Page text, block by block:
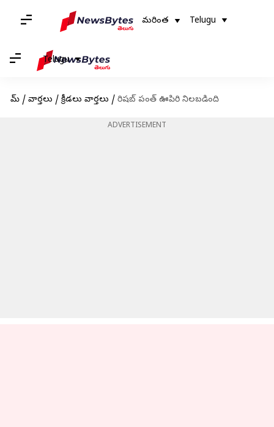
మరింత Telugu
Telugu
హోమ్ / వార్తలు / క్రీడలు వార్తలు / రిషబ్ పంత్ ఊపిరి నిలబడింది
ADVERTISEMENT